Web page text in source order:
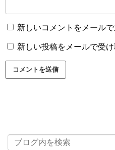
新しいコメントをメール
新しい投稿をメールで受け